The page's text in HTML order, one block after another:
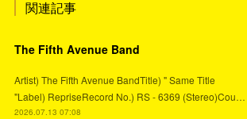
関連記事
The Fifth Avenue Band
Artist) The Fifth Avenue BandTitle) " Same Title
"Label) RepriseRecord No.) RS - 6369 (Stereo)Cou…
2026.07.13 07:08